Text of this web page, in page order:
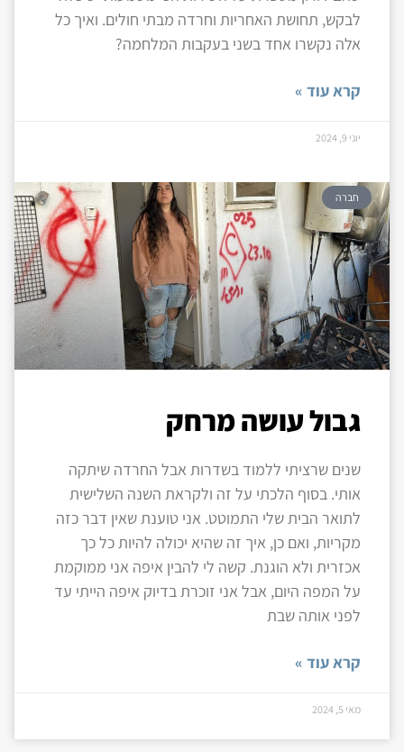
לבקש, תחושת האחריות וחרדה מבתי חולים. ואיך כל
אלה נקשרו אחד בשני בעקבות המלחמה?
קרא עוד »
יוני 9, 2024
חברה
גבול עושה מרחק
שנים שרציתי ללמוד בשדרות אבל החרדה שיתקה
אותי. בסוף הלכתי על זה ולקראת השנה השלישית
לתואר הבית שלי התמוטט. אני טוענת שאין דבר כזה
מקריות, ואם כן, איך זה שהיא יכולה להיות כל כך
אכזרית ולא הוגנת. קשה לי להבין איפה אני ממוקמת
על המפה היום, אבל אני זוכרת בדיוק איפה הייתי עד
לפני אותה שבת
קרא עוד »
מאי 5, 2024